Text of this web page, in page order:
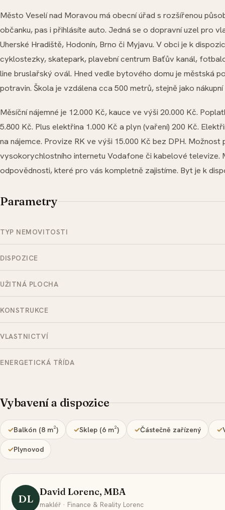
Město Veselí nad Moravou má obecní úřad s rozšířenou
občanku, pas i přihlásíte auto. Jedná se o dopravní uzel pro
Uherské Hradiště, Hodonín, Brno či Myjavu. V obci je k
cyklostezky, skatepark, plavební centrum Baťův kanál,
line bruslařský ovál. Hned vedle bytového domu je městská
potravin. Škola je vzdálena cca 500 metrů, stejně jako
Měsíční nájemné je 12.000 Kč, kauce ve výši 20.000 Kč.
5.800 Kč. Plus elektřina 1.000 Kč a plyn (vaření) 200 Kč.
na nájemce. Provize RK ve výši 15.000 Kč bez DPH. Možnost
vysokorychlostního internetu Vodafone či kabelové televize.
odpovědnosti, které pro vás kompletně zajistíme. Byt je k
Parametry
TYP NEMOVITOSTI
DISPOZICE
UŽITNÁ PLOCHA
KONSTRUKCE
VLASTNICTVÍ
ENERGETICKÁ TŘÍDA
Vybavení a dispozice
Balkón (8 m²) Sklep (6 m²) Částečně zařízený
Plynovod
DL
David Lorenc, MBA
makléř · Finance & Reality Lorenc